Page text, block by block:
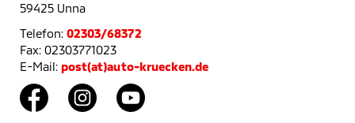
59425 Unna
Telefon: 02303/68372
Fax: 02303771023
E-Mail: post(at)auto-kruecken.de